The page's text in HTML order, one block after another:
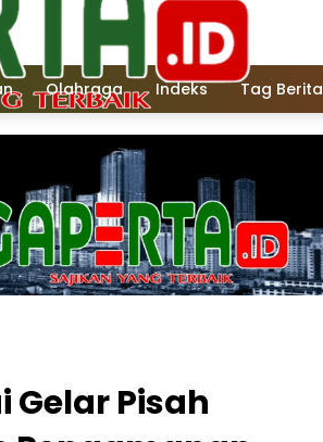
Olahraga Indeks Tag Berita
Gelar Pisah